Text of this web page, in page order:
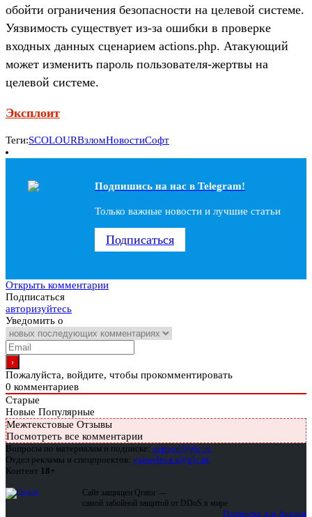
обойти ограничения безопасности на целевой системе.
Уязвимость существует из-за ошибки в проверке
входных данных сценарием actions.php. Атакующий
может изменить пароль пользователя-жертвы на
целевой системе.
Эксплоит
Теги:SCOLOURВзломНовостиСофт
Подпишись на наc в Telegram!
Только важные новости и лучшие статьи
Подписаться
Открыть комментарии
Подписаться
авторизуйтесь
Уведомить о
Пожалуйста, войдите, чтобы прокомментировать
0 комментариев
Старые
Новые Популярные
Межтекстовые Отзывы
Посмотреть все комментарии
Вопросы по материалам и подписке: support@glc.ru
Отдел рекламы и спецпроектов: yakovleva.a@glc.ru
Контент 18+
Сайт защищен Qrator —
самой забойной защитой от DDoS в мире
Подписка для физлиц